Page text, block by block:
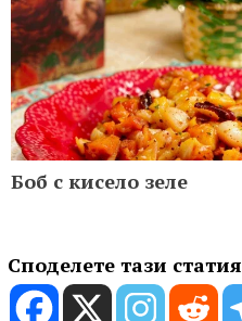
Боб с кисело зеле
Споделете тази статия